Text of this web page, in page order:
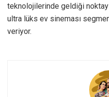
teknolojilerinde geldiği
ultra lüks ev sineması
veriyor.